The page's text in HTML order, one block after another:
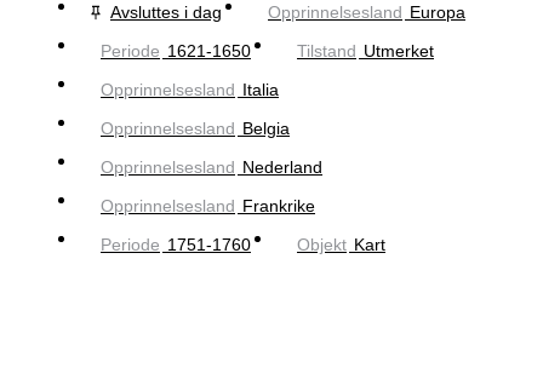
Avsluttes i dag
Opprinnelsesland Europa
Periode 1621-1650 Tilstand Utmerket
Opprinnelsesland Italia
Opprinnelsesland Belgia
Opprinnelsesland Nederland
Opprinnelsesland Frankrike
Periode 1751-1760 Objekt Kart